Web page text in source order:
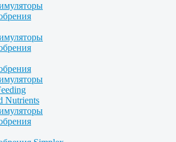
Nutrients